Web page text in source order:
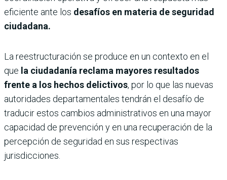
eficiente ante los desafíos en materia de seguridad
ciudadana.
La reestructuración se produce en un contexto en el
que la ciudadanía reclama mayores resultados
frente a los hechos delictivos, por lo que las nuevas
autoridades departamentales tendrán el desafío de
traducir estos cambios administrativos en una mayor
capacidad de prevención y en una recuperación de la
percepción de seguridad en sus respectivas
jurisdicciones.